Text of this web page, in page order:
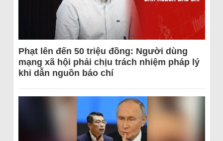
Phạt lên đến 50 triệu đồng: Người dùng
mạng xã hội phải chịu trách nhiệm pháp lý
khi dẫn nguồn báo chí